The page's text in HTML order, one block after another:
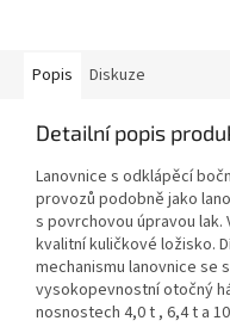
Popis Diskuze
Detailní popis
Lanovnice s odklápěcí
provozů podobně jako
s povrchovou úpravou lak.
kvalitní kuličkové ložisko.
mechanismu lanovnice se
vysokopevnostní otočný
nosnostech 4,0 t , 6,4 t a